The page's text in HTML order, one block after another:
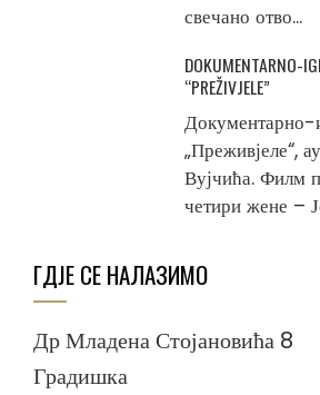
свечано отво...
DOKUMENTARNO-
“PREŽIVJELE”
„Преживјеле“,
Вујчића. Филм
четири жене –
ГДЈЕ СЕ НАЛАЗИМО
Др Младена Стојановића 8
Градишка